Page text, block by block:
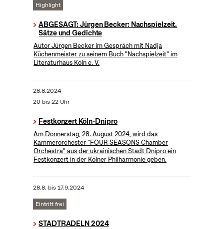
Highlight
ABGESAGT: Jürgen Becker: Nachspielzeit.
Sätze und Gedichte
Autor Jürgen Becker im Gespräch mit Nadja
Küchenmeister zu seinem Buch "Nachspielzeit" im
Literaturhaus Köln e. V.
28.8.2024
20 bis 22 Uhr
Festkonzert Köln-Dnipro
Am Donnerstag, 28. August 2024, wird das
Kammerorchester "FOUR SEASONS Chamber
Orchestra" aus der ukrainischen Stadt Dnipro ein
Festkonzert in der Kölner Philharmonie geben.
28.8. bis17.9.2024
Eintritt frei
STADTRADELN 2024